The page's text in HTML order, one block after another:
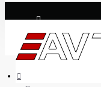
Логин
Регистрация